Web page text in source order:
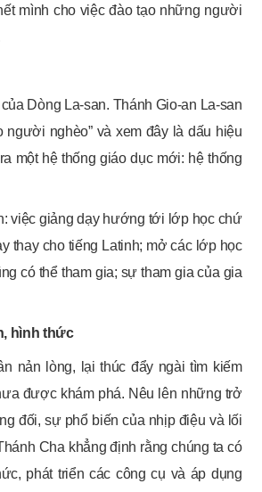
mình cho việc đào tạo những người
Dòng La-san. Thánh Gio-an La-san
nghèo” và xem đây là dấu hiệu
một hệ thống giáo dục mới: hệ thống
việc giảng dạy hướng tới lớp học chứ
thay cho tiếng Latinh; mở các lớp học
có thể tham gia; sự tham gia của gia
hình thức
nản lòng, lại thúc đẩy ngài tìm kiếm
được khám phá. Nêu lên những trở
đối, sự phổ biến của nhịp điệu và lối
Cha khẳng định rằng chúng ta có
phát triển các công cụ và áp dụng